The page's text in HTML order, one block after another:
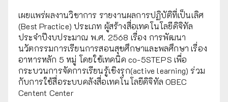
เผยเเพร่ผลงานวิชาการ รายงานผลการปฏิบัติที่เป็นเลิศ
(Best Practice) ประเภท ผู้สร้างสื่อเทคโนโลยีดิจิทัล
ประจำปีงบประมาณ พ.ศ. 2568 เรื่อง การพัฒนา
นวัตกรรมการเรียนการสอนสุขศึกษาและพลศึกษา เรื่อง
อาหารหลัก 5 หมู่ โดยใช้เทคนิค co-5STEPS เพื่อ
กระบวนการจัดการเรียนรู้เชิงรุก(active learning) ร่วม
กับการใช้สื่อระบบคลังสื่อเทคโนโลยีดิจิทัล OBEC
Centent Center